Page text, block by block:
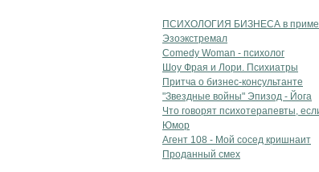
ПСИХОЛОГИЯ БИЗНЕСА в
Эзоэкстремал
Comedy Woman - психолог
Шоу Фрая и Лори. Психиатры
Притча о бизнес-консультанте
"Звездные войны" Эпизод - Йога
Что говорят психотерапевты,
Юмор
Агент 108 - Мой сосед кришнаит
Проданный смех